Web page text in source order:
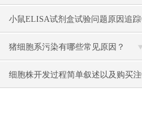
小鼠ELISA试剂盒试验问题原因追踪
猪细胞系污染有哪些常见原因？
细胞株开发过程简单叙述以及购买注